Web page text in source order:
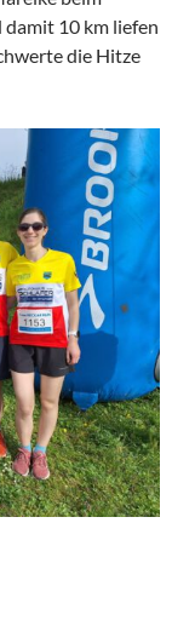
damit 10 km liefen
die Hitze